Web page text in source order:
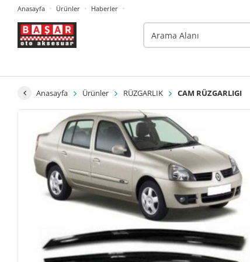
Anasayfa Ürünler Haberler
Anasayfa Ürünler RÜZGARLIK CAM RÜZGARLIGI